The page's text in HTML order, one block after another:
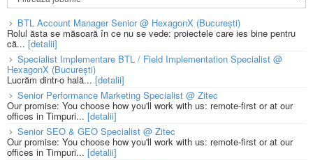
BTL Account Manager Senior @ HexagonX (București)
Rolul ăsta se măsoară în ce nu se vede: proiectele care ies bine pentru
că... [detalii]
Specialist Implementare BTL / Field Implementation Specialist @
HexagonX (București)
Lucrăm dintr-o hală...[detalii]
Senior Performance Marketing Specialist @ Zitec
Our promise: You choose how you'll work with us: remote-first or at our
offices in Timpuri... [detalii]
Senior SEO & GEO Specialist @ Zitec
Our promise: You choose how you'll work with us: remote-first or at our
offices in Timpuri... [detalii]